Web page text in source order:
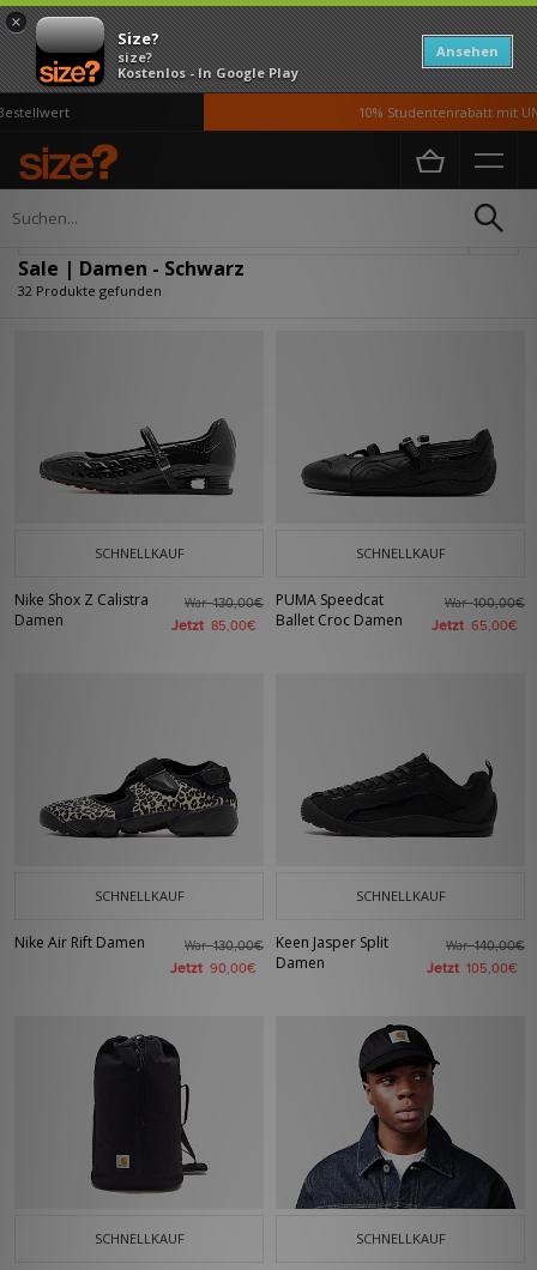
×
Size?
size?
Kostenlos - In Google Play
Ansehen
10% Studentenrabatt mit
Home Damen
Sale | Damen - Schwarz
32 Produkte gefunden
SCHNELLKAUF
Nike Shox Z Calistra
Damen
War130,00€
Jetzt 85,00€
SCHNELLKAUF
PUMA Speedcat
Ballet Croc Damen
War100,00€
Jetzt 65,00€
SCHNELLKAUF
Nike Air Rift Damen War130,00€
Jetzt 90,00€
SCHNELLKAUF
Keen Jasper Split
Damen
War140,00€
Jetzt 105,00€
SCHNELLKAUF SCHNELLKAUF